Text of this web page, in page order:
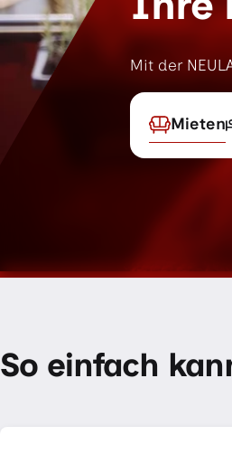
Mit der
Zum Ende
Mieten
Ende des
So einfach